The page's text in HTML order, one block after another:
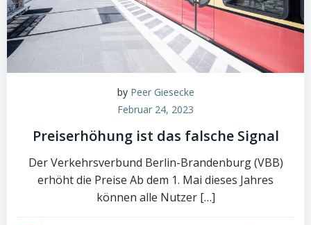
by Peer Giesecke
Februar 24, 2023
Preiserhöhung ist das falsche Signal
Der Verkehrsverbund Berlin-Brandenburg (VBB)
erhöht die Preise Ab dem 1. Mai dieses Jahres
können alle Nutzer […]